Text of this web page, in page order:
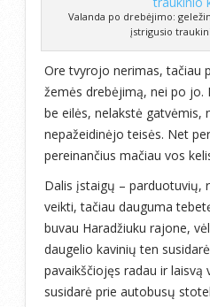
Valanda po drebėjimo:
įstrigusio
Ore tvyrojo nerimas, tačiau
žemės drebėjimą, nei po jo.
be eilės, nelakstė gatvėmis,
nepažeidinėjo teisės. Net
pereinančius mačiau vos
Dalis įstaigų – parduotuvių,
veikti, tačiau dauguma
buvau Haradžiuku rajone,
daugelio kavinių ten
pavaikščiojęs radau ir laisvą
susidarė prie autobusų